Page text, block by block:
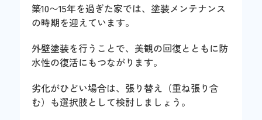
築10〜15年を過ぎた家では、塗装メンテナンス
の時期を迎えています。
外壁塗装を行うことで、美観の回復とともに防
水性の復活にもつながります。
劣化がひどい場合は、張り替え（重ね張り含
む）も選択肢として検討しましょう。